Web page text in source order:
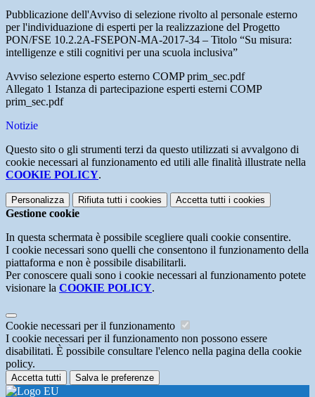
Pubblicazione dell'Avviso di selezione rivolto al personale esterno
per l'individuazione di esperti per la realizzazione del Progetto
PON/FSE 10.2.2A-FSEPON-MA-2017-34 – Titolo “Su misura:
intelligenze e stili cognitivi per una scuola inclusiva”
Avviso selezione esperto esterno COMP prim_sec.pdf
Allegato 1 Istanza di partecipazione esperti esterni COMP
prim_sec.pdf
Notizie
Questo sito o gli strumenti terzi da questo utilizzati si avvalgono di
cookie necessari al funzionamento ed utili alle finalità illustrate nella
COOKIE POLICY.
Personalizza Rifiuta tutti i cookies Accetta tutti i cookies
Gestione cookie
In questa schermata è possibile scegliere quali cookie consentire.
I cookie necessari sono quelli che consentono il funzionamento della
piattaforma e non è possibile disabilitarli.
Per conoscere quali sono i cookie necessari al funzionamento potete
visionare la COOKIE POLICY.
Cookie necessari per il funzionamento
I cookie necessari per il funzionamento non possono essere
disabilitati. È possibile consultare l'elenco nella pagina della cookie
policy.
Accetta tutti Salva le preferenze